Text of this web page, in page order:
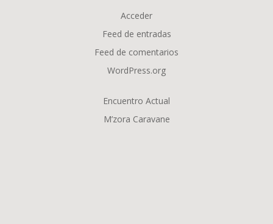
Acceder
Feed de entradas
Feed de comentarios
WordPress.org
Encuentro Actual
M’zora Caravane